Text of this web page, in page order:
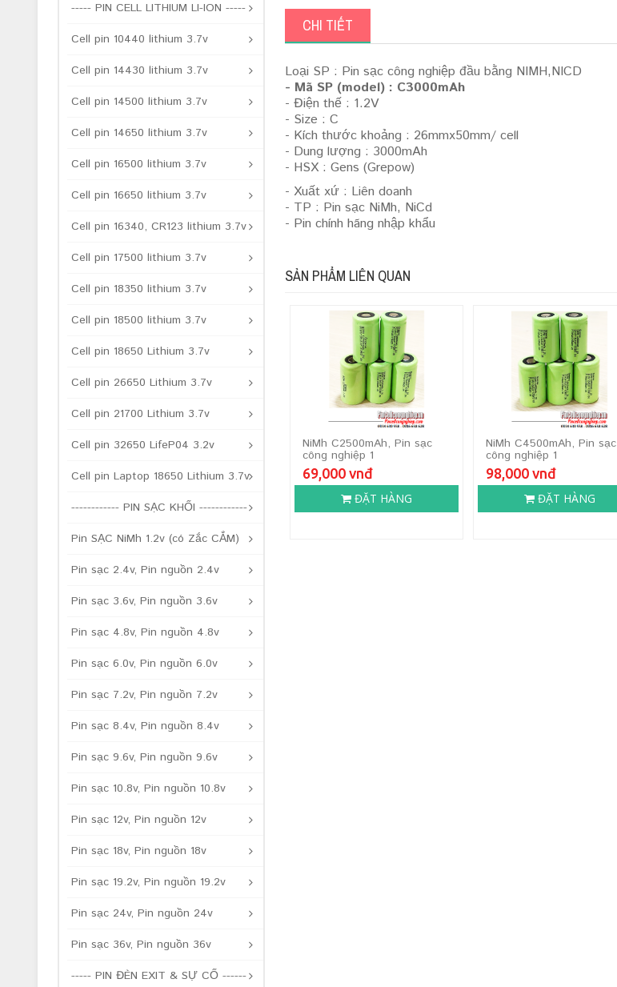
----- PIN CELL LITHIUM LI-ION -----
Cell pin 10440 lithium 3.7v
Cell pin 14430 lithium 3.7v
Cell pin 14500 lithium 3.7v
Cell pin 14650 lithium 3.7v
Cell pin 16500 lithium 3.7v
Cell pin 16650 lithium 3.7v
Cell pin 16340, CR123 lithium 3.7v
Cell pin 17500 lithium 3.7v
Cell pin 18350 lithium 3.7v
Cell pin 18500 lithium 3.7v
Cell pin 18650 Lithium 3.7v
Cell pin 26650 Lithium 3.7v
Cell pin 21700 Lithium 3.7v
Cell pin 32650 LifeP04 3.2v
Cell pin Laptop 18650 Lithium 3.7v
------------ PIN SẠC KHỐI ------------
Pin SẠC NiMh 1.2v (có Zắc CẮM)
Pin sạc 2.4v, Pin nguồn 2.4v
Pin sạc 3.6v, Pin nguồn 3.6v
Pin sạc 4.8v, Pin nguồn 4.8v
Pin sạc 6.0v, Pin nguồn 6.0v
Pin sạc 7.2v, Pin nguồn 7.2v
Pin sạc 8.4v, Pin nguồn 8.4v
Pin sạc 9.6v, Pin nguồn 9.6v
Pin sạc 10.8v, Pin nguồn 10.8v
Pin sạc 12v, Pin nguồn 12v
Pin sạc 18v, Pin nguồn 18v
Pin sạc 19.2v, Pin nguồn 19.2v
Pin sạc 24v, Pin nguồn 24v
Pin sạc 36v, Pin nguồn 36v
----- PIN ĐÈN EXIT & SỰ CỐ ------
CHI TIẾT
Loại SP : Pin sạc công nghiệp đầu bằng NIMH,NICD
- Mã SP (model) : C3000mAh
- Điện thế : 1.2V
- Size : C
- Kích thước khoảng : 26mmx50mm/ cell
- Dung lượng : 3000mAh
- HSX : Gens (Grepow)
- Xuất xứ : Liên doanh
- TP : Pin sạc NiMh, NiCd
- Pin chính hãng nhập khẩu
SẢN PHẨM LIÊN QUAN
NiMh C2500mAh, Pin sạc
công nghiệp 1
69,000 vnđ
ĐẶT HÀNG
NiMh C4500mAh, Pin sạc
công nghiệp 1
98,000 vnđ
ĐẶT HÀNG